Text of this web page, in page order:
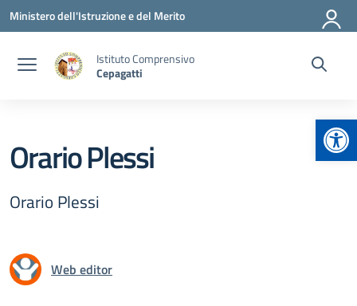
Vai ai contenuti
Vai al menu di navigazione
Vai al footer
Ministero dell'Istruzione e del Merito
Istituto Comprensivo
Cepagatti
Orario Plessi
Orario Plessi
Web editor